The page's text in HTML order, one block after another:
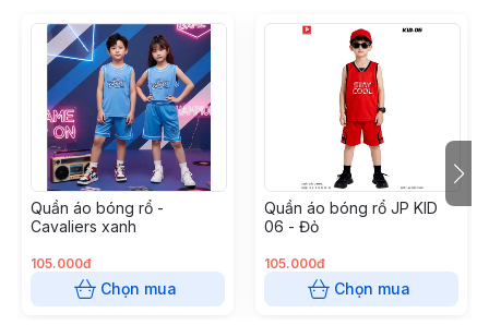
Quần áo bóng rổ -
Cavaliers xanh
105.000đ
Chọn mua
Quần áo bóng rổ JP KID
06 - Đỏ
105.000đ
Chọn mua